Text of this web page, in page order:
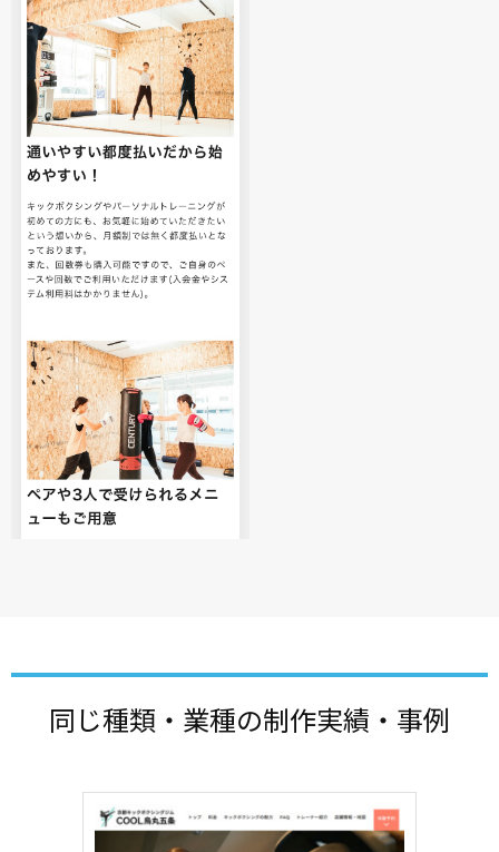
同じ種類・業種の制作実績・事例